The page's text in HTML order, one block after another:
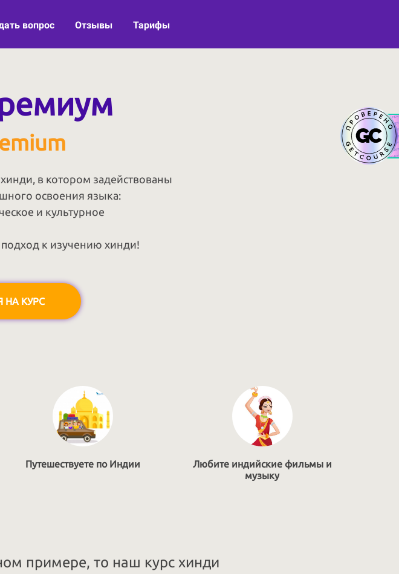
вопрос Отзывы Тарифы
в котором задействованы
освоения языка:
и культурное
к изучению хинди!
НА КУРС
Путешествуете по Индии
Любите индийские фильмы и
музыку
примере, то наш курс хинди